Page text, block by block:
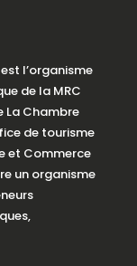
l’organisme
de la MRC
La Chambre
de tourisme
et Commerce
un organisme